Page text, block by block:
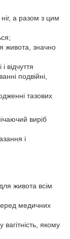
а разом з цим
живота, значно
відчуття
подвійні,
тазових
виріб
і
живота всім
медичних
якому